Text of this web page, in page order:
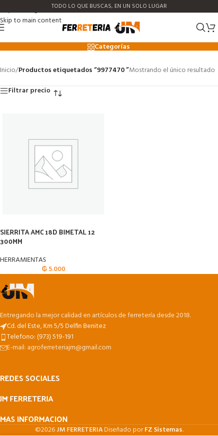
Skip to navigation
Skip to main content
TODO LO QUE BUSCAS, EN UN SOLO LUGAR
9977470
Categorías
Inicio/Productos etiquetados “9977470 ”Mostrando el único resultado
Filtrar precio
SIERRITA AMC 18D BIMETAL 12
300MM
HERRAMIENTAS
₲5.000
Entregando la mejor calidad en artículos de ferretería desde 2018.
Cd. del Este, Km 5/5 Delfin Benitez
Telefono: (973) 519-191
E-mail: agroferreteriajm@gmail.com
REDES SOCIALES
JM FERRETERIA
MAS INFORMACION
©2026JM FERRETERIADiseñado porFZ Sistemas.